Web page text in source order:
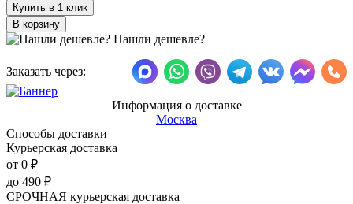
Купить в 1 клик
Нашли дешевле?
Заказать через:
Информация о доставке
Москва
Способы доставки
Курьерская доставка
от 0 ₽
до 490 ₽
СРОЧНАЯ курьерская доставка